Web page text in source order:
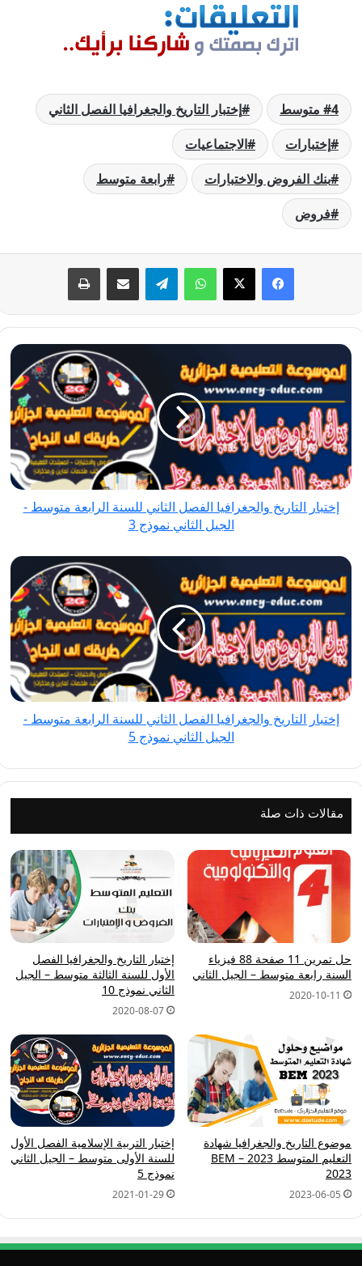
4 متوسط
إختبار التاريخ والجغرافيا الفصل الثاني
إختبارات
الاجتماعيات
بنك الفروض والاختبارات
رابعة متوسط
فروض
فيسبوك
‫X واتسابتيلقراممشاركة عبر البريد طباعة
إختبار
التاريخ
والجغرافيا
الفصل
الثاني
للسنة
الرابعة
متوسط
نموذج
3
إختبار التاريخ والجغرافيا الفصل الثاني للسنة الرابعة متوسط -
الجيل الثاني نموذج 3
إختبار
التاريخ
والجغرافيا
الفصل
الثاني
للسنة
الرابعة
متوسط
نموذج
5
إختبار التاريخ والجغرافيا الفصل الثاني للسنة الرابعة متوسط -
الجيل الثاني نموذج 5
مقالات ذات صلة
حل تمرين 11 صفحة 88 فيزياء
السنة رابعة متوسط – الجيل الثاني
2020-10-11
إختبار التاريخ والجغرافيا الفصل
الأول للسنة الثالثة متوسط – الجيل
الثاني نموذج 10
2020-08-07
موضوع التاريخ والجغرافيا شهادة
التعليم المتوسط 2023 – BEM
2023
2023-06-05
إختبار التربية الإسلامية الفصل الأول
للسنة الأولى متوسط – الجيل الثاني
نموذج 5
2021-01-29